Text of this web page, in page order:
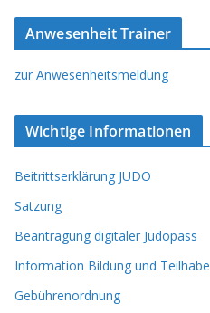
Anwesenheit Trainer
zur Anwesenheitsmeldung
Wichtige Informationen
Beitrittserklärung JUDO
Satzung
Beantragung digitaler Judopass
Information Bildung und Teilhabe
Gebührenordnung